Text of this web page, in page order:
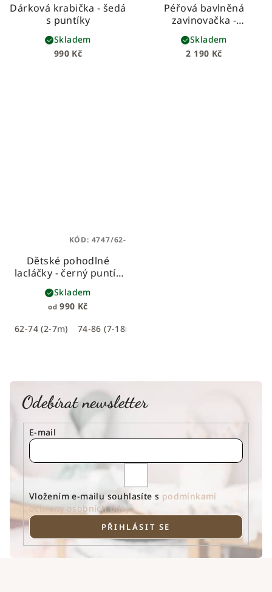
Dárková krabička - šedá
s puntíky
990 Kč
Skladem
Péřová bavlněná
zavinovačka -
starozelená s puntíky
2 190 Kč
Skladem
Dětské pohodlné
lacláčky - černý puntík
pohodlné rostoucí
lacláčky s náplety
od 990 Kč
62-74 (2-7m)
74-86 (7-18m)
Skladem
KÓD: 4747/62-
Odebírat newsletter
E-mail
Vložením e-mailu souhlasíte s podmínkami
ochrany osobních údajů
PŘIHLÁSIT SE